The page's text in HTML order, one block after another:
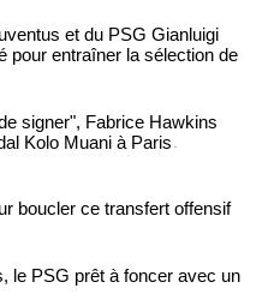
et du PSG Gianluigi
pour entraîner la sélection de
signer", Fabrice Hawkins
Kolo Muani à Paris -
boucler ce transfert offensif
le PSG prêt à foncer avec un